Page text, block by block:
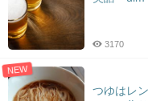
3170
NEW
つゆはレ